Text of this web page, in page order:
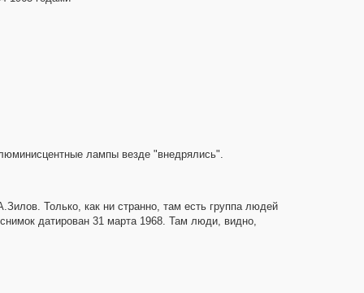
лампы везде "внедрялись".
Только, как ни странно, там есть группа людей
датирован 31 марта 1968. Там люди, видно,